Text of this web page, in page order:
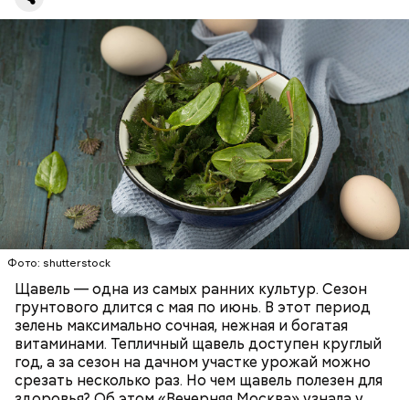
Фото: shutterstock
Щавель — одна из самых ранних культур. Сезон
грунтового длится с мая по июнь. В этот период
зелень максимально сочная, нежная и богатая
витаминами. Тепличный щавель доступен круглый
год, а за сезон на дачном участке урожай можно
срезать несколько раз. Но чем щавель полезен для
Опасность же щавеля состоит в том, что он
содержит большое количество щавелевой кислоты,
которая может способствовать образованию
повышению кислотности желудка и раздражать
слизистые оболочки.
ЗДОРОВЬЕ ВРАЧИ
РАСТЕНИЯ
ПРОДУКТЫ
— Я советую есть не более одного зубчика чеснока
в сыром виде в день. Тем не менее некоторым
людям стоит вообще отказаться от данного
продукта. Например, тем, у кого есть проблемы с
желудочно-кишечным трактом. Эфирные масла
оказывают раздражающее действие на слизистые
оболочки кишечника и могут вызвать обострение,
— предупредила Соломатина.
кровь, поэтому его полезно есть людям с
атеросклерозом.